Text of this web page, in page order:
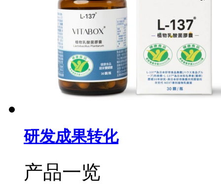
研发成果转化
产品一览